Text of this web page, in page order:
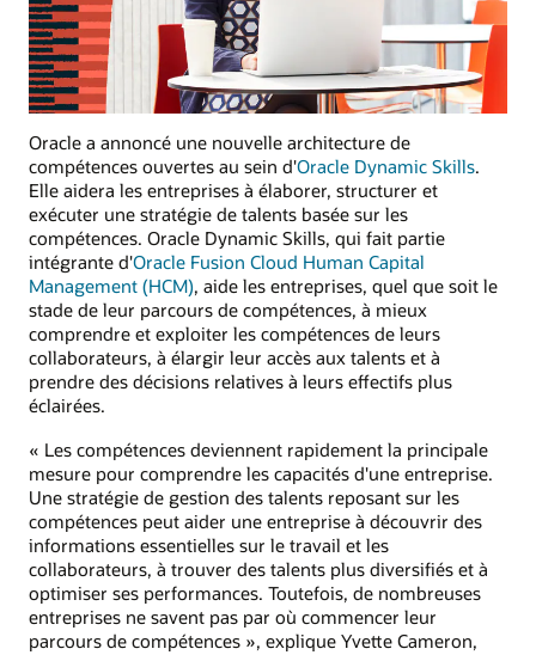
Oracle a annoncé une nouvelle architecture de
compétences ouvertes au sein d'Oracle Dynamic Skills.
Elle aidera les entreprises à élaborer, structurer et
exécuter une stratégie de talents basée sur les
compétences. Oracle Dynamic Skills, qui fait partie
intégrante d'Oracle Fusion Cloud Human Capital
Management (HCM), aide les entreprises, quel que soit le
stade de leur parcours de compétences, à mieux
comprendre et exploiter les compétences de leurs
collaborateurs, à élargir leur accès aux talents et à
prendre des décisions relatives à leurs effectifs plus
éclairées.
« Les compétences deviennent rapidement la principale
mesure pour comprendre les capacités d'une entreprise.
Une stratégie de gestion des talents reposant sur les
compétences peut aider une entreprise à découvrir des
informations essentielles sur le travail et les
collaborateurs, à trouver des talents plus diversifiés et à
optimiser ses performances. Toutefois, de nombreuses
entreprises ne savent pas par où commencer leur
parcours de compétences », explique Yvette Cameron,